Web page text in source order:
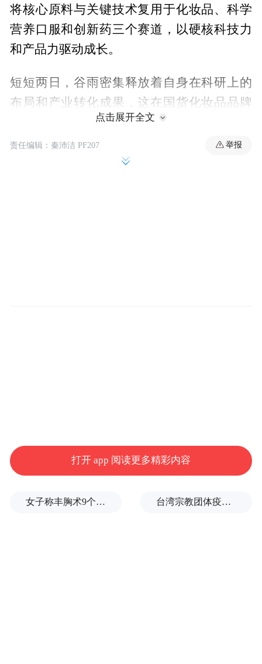
将核心原料与关键技术复用于化妆品、科学
营养口服和创新药三个赛道，以硬核科技力
和产品力驱动成长。
短短两日，谷雨密集释放着自身在科研上的
布局和产业转化成果，这在国货化妆品品牌
中极为鲜见。在中国化妆品全渠道交易额突
破万亿、国货零售份额跨过57%的行业拐点
上，一家年销60亿的化妆品公司为什么要把
点击展开全文
责任编辑：秦沛洁 PF207 举报
打开 app 阅读更多精彩内容
女子称丰胸术9个月后确诊乳腺癌，医美机构：手术不可能引发癌症，建议走司法途径 台湾宗教团体疫情期间求购新冠疫苗被骗10亿，蒋万安：民进党的错